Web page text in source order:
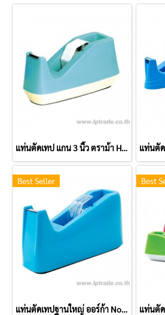
แท่นตัดเทป แกน 3 นิ้ว ตราม้า H-25
Best Seller
แท่นตัดเทปฐานใหญ่ ออร์ก้า No.50
Best